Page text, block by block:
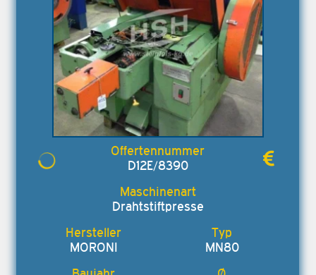
D12E/8390
Drahtstiftpresse
MORONI MN80